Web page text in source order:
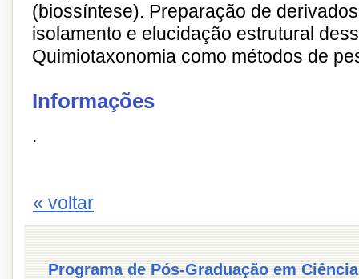
(biossíntese). Preparação de
isolamento e elucidação estrutural
Quimiotaxonomia como métodos de
Informações
.
« voltar
Programa de Pós-Graduação em